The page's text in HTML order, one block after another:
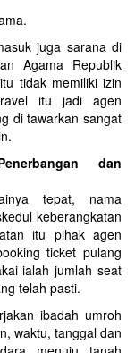
juga sarana di
Agama Republik
tidak memiliki izin
itu jadi agen
di tawarkan sangat
dan
tepat, nama
keberangkatan
itu pihak agen
ticket pulang
ialah jumlah seat
telah pasti.
ibadah umroh
waktu, tanggal dan